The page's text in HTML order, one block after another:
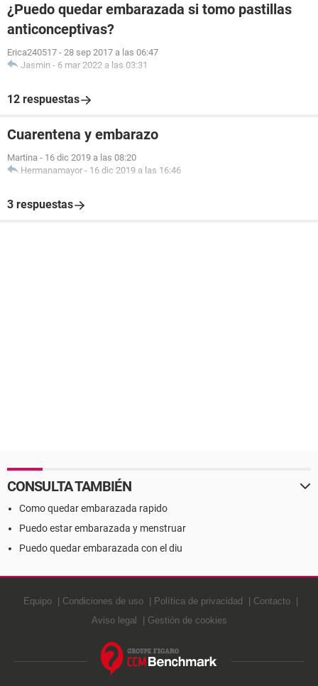
¿Puedo quedar embarazada si tomo pastillas
anticonceptivas?
Erica240517 - 28 sep 2017 a las 06:47
Jasmin - 6 mar 2022 a las 03:31
12 respuestas
Cuarentena y embarazo
Martina - 16 dic 2019 a las 08:20
Hermanamayor - 16 dic 2019 a las 16:46
3 respuestas
CONSULTA TAMBIÉN
Como quedar embarazada rapido
Puedo estar embarazada y menstruar
Puedo quedar embarazada con el diu
Equipo Condiciones de uso Política de privacidad
Contacto
Aviso legal
Gestión de cookies